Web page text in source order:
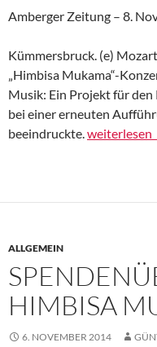
Amberger Zeitung – 8.
Kümmersbruck. (e)
„Himbisa Mukama“-
Musik: Ein Projekt für den
bei einer erneuten
beeindruckte.Geld als
weiterlesen
ALLGEMEIN
HIMBISA
6. NOVEMBER 2014